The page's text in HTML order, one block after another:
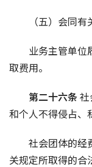
（五）会同
业务主管单位
取费用。
第二十六条
和个人不得侵占、
社会团体的经
关规定所取得的合